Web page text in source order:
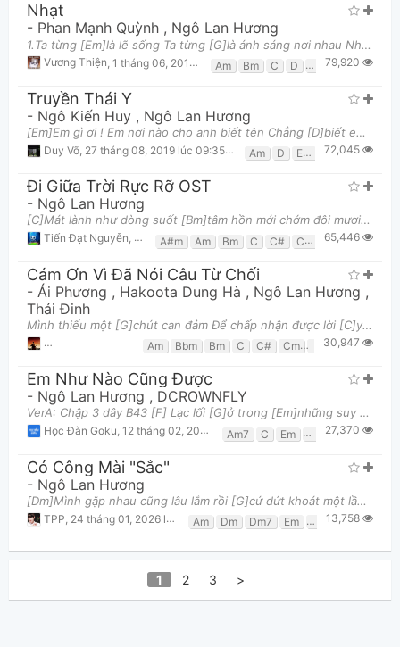
Nhạt
- Phan Mạnh Quỳnh , Ngô Lan Hương
1.Ta từng [Em]là lẽ sống Ta từng [G]là ánh sáng nơi nhau Nhưng điều [C]luon nói trước đây, cho rằn
Vương Thiện 1 tháng 06, 2019 lúc 03:03am Am Bm C D Em G
79,920
Truyền Thái Y
- Ngô Kiến Huy , Ngô Lan Hương
[Em]Em gì ơi ! Em nơi nào cho anh biết tên Chẳng [D]biết em đã được ai hôn lấy [Am]em mỗi ngày [Em
Duy Võ 27 tháng 08, 2019 lúc 09:35pm Am D Em 72,045
Đi Giữa Trời Rực Rỡ OST
- Ngô Lan Hương
[C]Mát lành như dòng suốt [Bm]tâm hồn mới chớm đôi mươi [Am]Vô tư nơi rừng [D]núi, [G]chưa từng ghé
Tiến Đạt Nguyễn, 10 tháng 08, 2024 lúc 08:31am
A#m Am Bm C C# Cm D D# Em
65,446
Cám Ơn Vì Đã Nói Câu Từ Chối
- Ái Phương , Hakoota Dung Hà , Ngô Lan Hương ,
Thái Đinh
Mình thiếu một [G]chút can đảm Để chấp nhận được lời [C]yêu nhau Sợ những ngày [Am]tháng về sau [
Qui diu La en Sol 24 tháng 03, 2018 lúc 07:01am
Am Bbm Bm C C# Cm E7 Eb
30,947
Em Như Nào Cũng Được
- Ngô Lan Hương , DCROWNFLY
VerA: Chập 3 dây B43 [F] Lạc lối [G]ở trong [Em]những suy nghĩ về [Am7]chàng [F]Cảm giác [G]vừa có
Học Đàn Goku, 12 tháng 02, 2020 lúc 01:12am Am7 C Em F G
27,370
Có Công Mài "Sắc"
- Ngô Lan Hương
[Dm]Mình gặp nhau cũng lâu lắm rồi [G]cứ dứt khoát một lần đi thôi [Em]Nếu anh nói ta không đẹp đôi
TPP 24 tháng 01, 2026 lúc 02:00pm Am Dm Dm7 Em Em7 G
13,758
1 2 3 >